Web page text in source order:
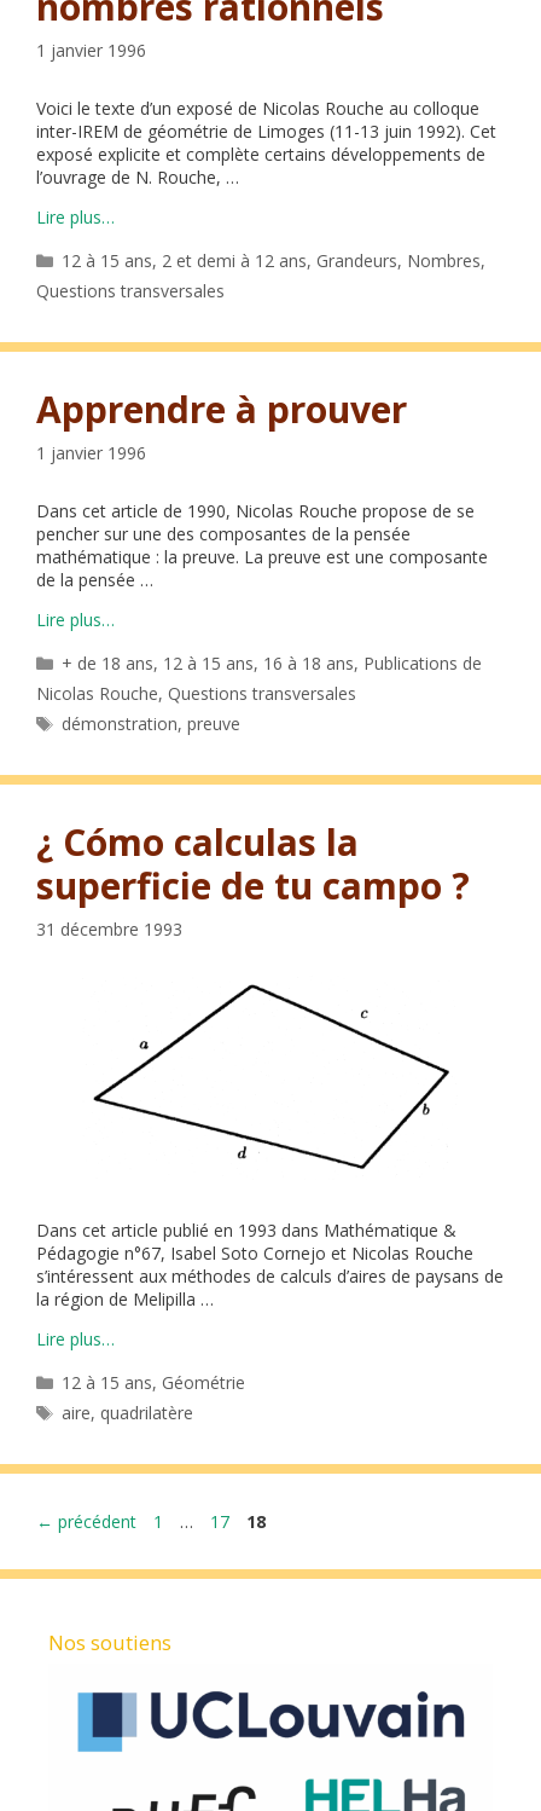
1 janvier 1996
Voici le texte d’un exposé de Nicolas Rouche au colloque
inter-IREM de géométrie de Limoges (11-13 juin 1992). Cet
exposé explicite et complète certains développements de
l’ouvrage de N. Rouche, …
Lire plus…
Catégories
12 à 15 ans, 2 et demi à 12 ans, Grandeurs, Nombres,
Questions transversales
Apprendre à prouver
1 janvier 1996
Dans cet article de 1990, Nicolas Rouche propose de se
pencher sur une des composantes de la pensée
mathématique : la preuve. La preuve est une composante
de la pensée …
Lire plus…
Catégories
+ de 18 ans, 12 à 15 ans, 16 à 18 ans, Publications de
Nicolas Rouche, Questions transversales
Étiquettes
démonstration,preuve
¿ Cómo calculas la
superficie de tu campo ?
31 décembre 1993
Dans cet article publié en 1993 dans Mathématique &
Pédagogie n°67, Isabel Soto Cornejo et Nicolas Rouche
s’intéressent aux méthodes de calculs d’aires de paysans de
la région de Melipilla …
Lire plus…
Catégories
12 à 15 ans, Géométrie
Étiquettes
aire, quadrilatère
← précédent Page
1 … Page
17 Page
18
Nos soutiens